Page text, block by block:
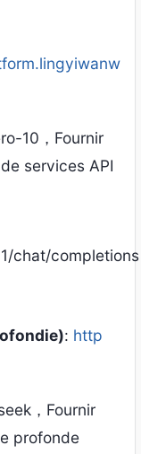
10，Fournir
services API
chat/completions
: http
，Fournir
profonde